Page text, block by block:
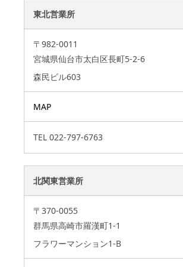
東北営業所
〒982-0011
宮城県仙台市太白区長町5-2-6
森民ビル603
MAP
TEL 022-797-6763
北関東営業所
〒370-0055
群馬県高崎市羅漢町1-1
フラワーマンション1-B